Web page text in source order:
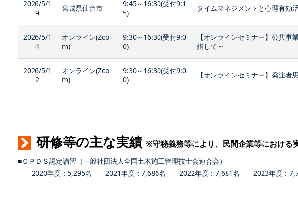
2026/5/1
9
宮城県仙台市
9:45～16:30(受付9:1
5)
タイムマネジメントと心理有効
2026/5/1
4
オンライン(Zoo
m)
9:30～16:30(受付9:0
0)
【オンラインセミナー】公共
指して～
2026/5/1
2
オンライン(Zoo
m)
9:30～16:30(受付9:0
0)
【オンラインセミナー】発注
研修等の主な実績 ※守秘義務等により、民間企業等における
■ＣＰＤＳ認定講習（一般社団法人全国土木施工管理技士会連合会）
2020年度：5,295名 2021年度：7,686名 2022年度：7,681名 2023年度：